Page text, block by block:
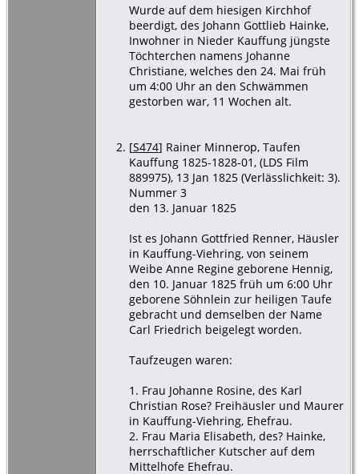
Goldberg,
Schlesien
Wurde auf dem hiesigen Kirchhof
beerdigt, des Johann Gottlieb Hainke,
Inwohner in Nieder Kauffung jüngste
Töchterchen namens Johanne
Christiane, welches den 24. Mai früh
um 4:00 Uhr an den Schwämmen
gestorben war, 11 Wochen alt.
[S474] Rainer Minnerop, Taufen
Kauffung 1825-1828-01, (LDS Film
889975), 13 Jan 1825 (Verlässlichkeit: 3).
Nummer 3
den 13. Januar 1825
Ist es Johann Gottfried Renner, Häusler
in Kauffung-Viehring, von seinem
Weibe Anne Regine geborene Hennig,
den 10. Januar 1825 früh um 6:00 Uhr
geborene Söhnlein zur heiligen Taufe
gebracht und demselben der Name
Carl Friedrich beigelegt worden.
Taufzeugen waren:
1. Frau Johanne Rosine, des Karl
Christian Rose? Freihäusler und Maurer
in Kauffung-Viehring, Ehefrau.
2. Frau Maria Elisabeth, des? Hainke,
herrschaftlicher Kutscher auf dem
Mittelhofe Ehefrau.